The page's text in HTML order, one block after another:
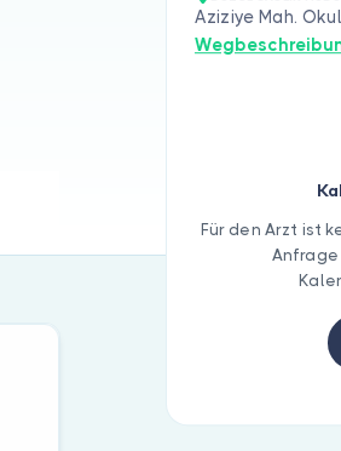
Aziziye Mah.
Für den Arzt ist